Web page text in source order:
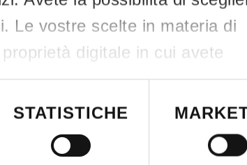
Le vostre scelte in materia di
digitale in cui avete
o revocare il proprio
sui cookie o
STATISTICHE